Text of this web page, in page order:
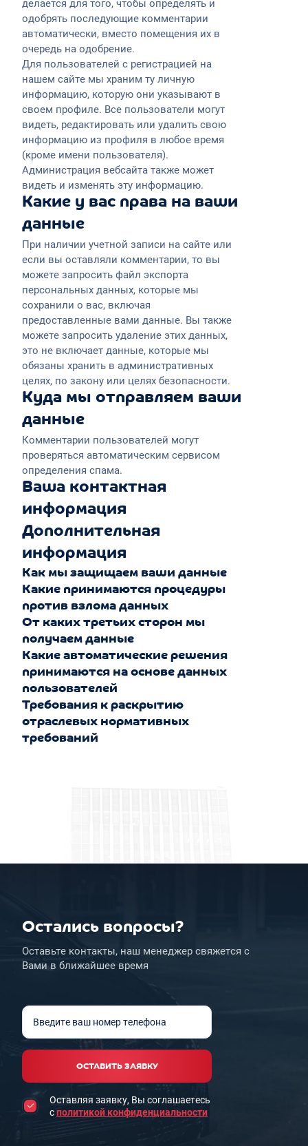
делается для того, чтобы определять и
одобрять последующие комментарии
автоматически, вместо помещения их в
очередь на одобрение.
Для пользователей с регистрацией на
нашем сайте мы храним ту личную
информацию, которую они указывают в
своем профиле. Все пользователи могут
видеть, редактировать или удалить свою
информацию из профиля в любое время
(кроме имени пользователя).
Администрация вебсайта также может
видеть и изменять эту информацию.
Какие у вас права на ваши
данные
При наличии учетной записи на сайте или
если вы оставляли комментарии, то вы
можете запросить файл экспорта
персональных данных, которые мы
сохранили о вас, включая
предоставленные вами данные. Вы также
можете запросить удаление этих данных,
это не включает данные, которые мы
обязаны хранить в административных
целях, по закону или целях безопасности.
Куда мы отправляем ваши
данные
Комментарии пользователей могут
проверяться автоматическим сервисом
определения спама.
Ваша контактная
информация
Дополнительная
информация
Как мы защищаем ваши данные
Какие принимаются процедуры
против взлома данных
От каких третьих сторон мы
получаем данные
Какие автоматические решения
принимаются на основе данных
пользователей
Требования к раскрытию
отраслевых нормативных
требований
Остались вопросы?
Оставьте контакты, наш менеджер свяжется с
Вами в ближайшее время
Введите ваш номер телефона
ОСТАВИТЬ ЗАЯВКУ
Оставляя заявку, Вы соглашаетесь
сполитикой конфиденциальности